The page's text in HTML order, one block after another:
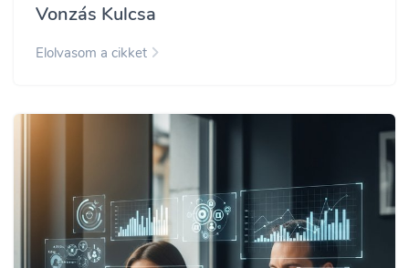
Vonzás Kulcsa
Elolvasom a cikket